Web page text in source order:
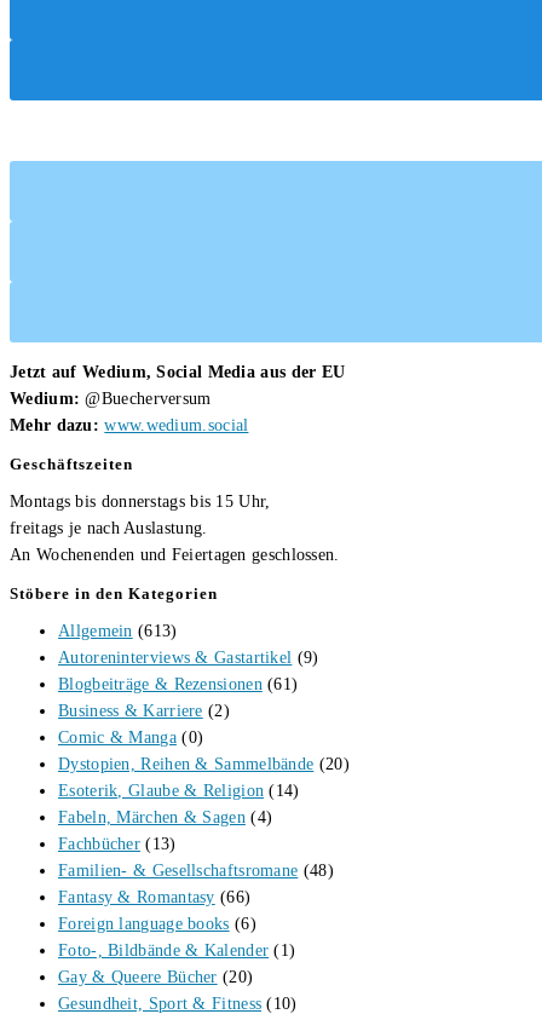
Jetzt auf Wedium, Social Media aus der EU
Wedium: @Buecherversum
Mehr dazu: www.wedium.social
Geschäftszeiten
Montags bis donnerstags bis 15 Uhr,
freitags je nach Auslastung.
An Wochenenden und Feiertagen geschlossen.
Stöbere in den Kategorien
Allgemein (613)
Autoreninterviews & Gastartikel (9)
Blogbeiträge & Rezensionen (61)
Business & Karriere (2)
Comic & Manga (0)
Dystopien, Reihen & Sammelbände (20)
Esoterik, Glaube & Religion (14)
Fabeln, Märchen & Sagen (4)
Fachbücher (13)
Familien- & Gesellschaftsromane (48)
Fantasy & Romantasy (66)
Foreign language books (6)
Foto-, Bildbände & Kalender (1)
Gay & Queere Bücher (20)
Gesundheit, Sport & Fitness (10)